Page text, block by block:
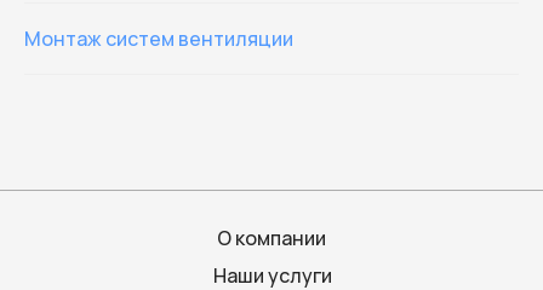
Монтаж систем вентиляции
Наши услуги
О компании